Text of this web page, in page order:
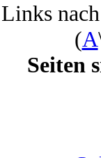
(A
Seiten